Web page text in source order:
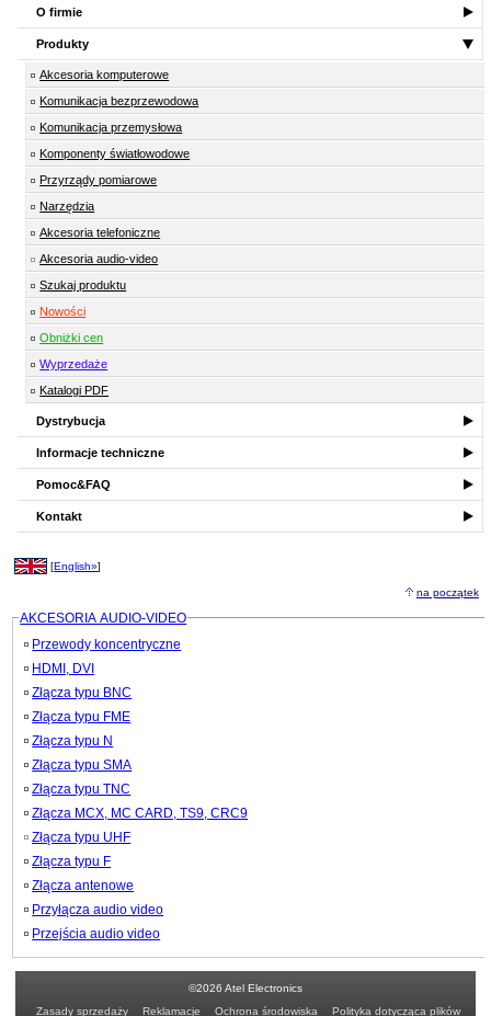
O firmie
Produkty
Akcesoria komputerowe
Komunikacja bezprzewodowa
Komunikacja przemysłowa
Komponenty światłowodowe
Przyrządy pomiarowe
Narzędzia
Akcesoria telefoniczne
Akcesoria audio-video
Szukaj produktu
Nowości
Obniżki cen
Wyprzedaże
Katalogi PDF
Dystrybucja
Informacje techniczne
Pomoc&FAQ
Kontakt
[English»]
na początek
AKCESORIA AUDIO-VIDEO
Przewody koncentryczne
HDMI, DVI
Złącza typu BNC
Złącza typu FME
Złącza typu N
Złącza typu SMA
Złącza typu TNC
Złącza MCX, MC CARD, TS9, CRC9
Złącza typu UHF
Złącza typu F
Złącza antenowe
Przyłącza audio video
Przejścia audio video
©2026 Atel Electronics
Zasady sprzedaży
Reklamacje Ochrona środowiska Polityka dotycząca plików